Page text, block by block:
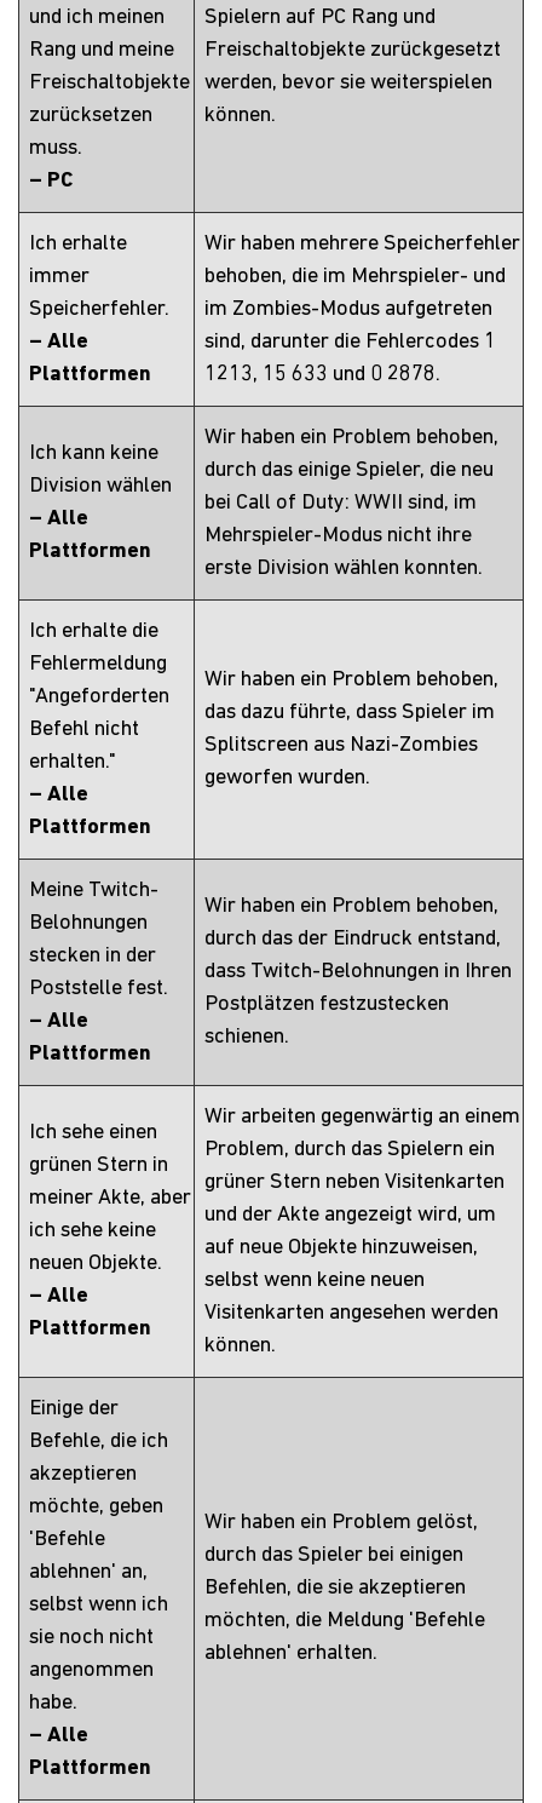
und ich meinen
Rang und meine
Freischaltobjekte
zurücksetzen
muss.
– PC
Spielern auf PC Rang und
Freischaltobjekte zurückgesetzt
werden, bevor sie weiterspielen
können.
Ich erhalte
immer
Speicherfehler.
– Alle
Plattformen
Wir haben mehrere Speicherfehler
behoben, die im Mehrspieler- und
im Zombies-Modus aufgetreten
sind, darunter die Fehlercodes 1
1213, 15 633 und 0 2878.
Ich kann keine
Division wählen
– Alle
Plattformen
Wir haben ein Problem behoben,
durch das einige Spieler, die neu
bei Call of Duty: WWII sind, im
Mehrspieler-Modus nicht ihre
erste Division wählen konnten.
Ich erhalte die
Fehlermeldung
"Angeforderten
Befehl nicht
erhalten."
– Alle
Plattformen
Wir haben ein Problem behoben,
das dazu führte, dass Spieler im
Splitscreen aus Nazi-Zombies
geworfen wurden.
Meine Twitch-
Belohnungen
stecken in der
Poststelle fest.
– Alle
Plattformen
Wir haben ein Problem behoben,
durch das der Eindruck entstand,
dass Twitch-Belohnungen in Ihren
Postplätzen festzustecken
schienen.
Ich sehe einen
grünen Stern in
meiner Akte, aber
ich sehe keine
neuen Objekte.
– Alle
Plattformen
Wir arbeiten gegenwärtig an einem
Problem, durch das Spielern ein
grüner Stern neben Visitenkarten
und der Akte angezeigt wird, um
auf neue Objekte hinzuweisen,
selbst wenn keine neuen
Visitenkarten angesehen werden
können.
Einige der
Befehle, die ich
akzeptieren
möchte, geben
'Befehle
ablehnen' an,
selbst wenn ich
sie noch nicht
angenommen
habe.
– Alle
Plattformen
Wir haben ein Problem gelöst,
durch das Spieler bei einigen
Befehlen, die sie akzeptieren
möchten, die Meldung 'Befehle
ablehnen' erhalten.